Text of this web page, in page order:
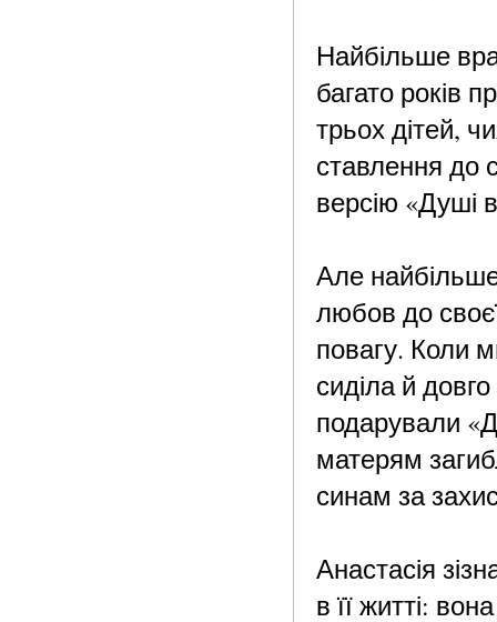
Найбільше
багато років
трьох дітей,
ставлення до
версію «Душі
Але найбільше
любов до
повагу. Коли
сиділа й
подарували
матерям
синам за
Анастасія
в її житті: